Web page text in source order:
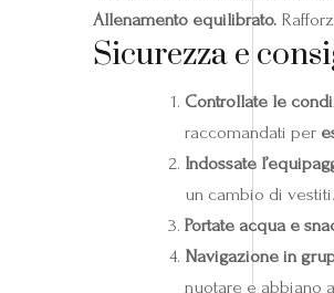
Allenamento equilibrato.
Sicurezza e
Controllate le
raccomandati per
Indossate
un cambio di
Portate acqua e
Navigazione in
nuotare e abbiano